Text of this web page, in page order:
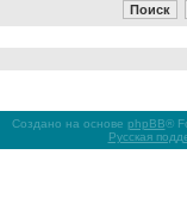
Создано на основе phpBB®
Русская